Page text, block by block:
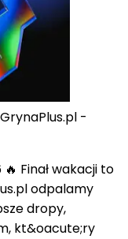
-
🔥 Finał wakacji to
odpalamy
dropy,
kt&oacute;ry